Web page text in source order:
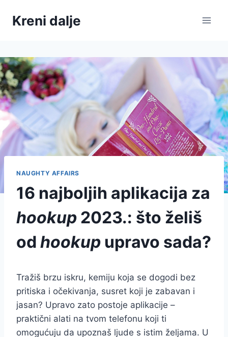
Kreni dalje
NAUGHTY AFFAIRS
16 najboljih aplikacija za
hookup 2023.: što želiš
od hookup upravo sada?
Tražiš brzu iskru, kemiju koja se dogodi bez
pritiska i očekivanja, susret koji je zabavan i
jasan? Upravo zato postoje aplikacije –
praktični alati na tvom telefonu koji ti
omogućuju da upoznaš ljude s istim željama. U